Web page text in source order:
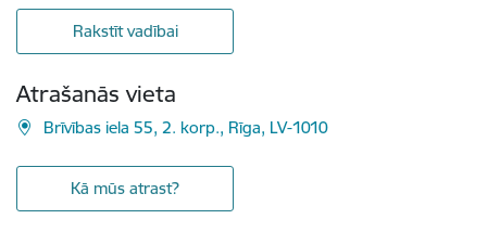
Rakstīt vadībai
Atrašanās vieta
Brīvības iela 55, 2. korp., Rīga, LV-1010
Kā mūs atrast?